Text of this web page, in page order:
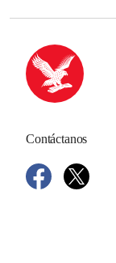
Contáctanos